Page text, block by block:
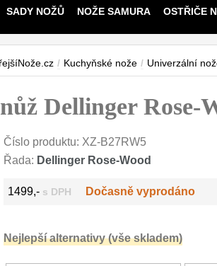
SADY NOŽŮ NOŽE SAMURA OSTŘIČE
/ Kuchyňské nože / Univerzální
Dellinger Rose-
Číslo produktu: XZ-B27RW5
Řada: Dellinger Rose-Wood
1499,- s DPH Dočasně vyprodáno
Nejlepší alternativy (vše skladem)